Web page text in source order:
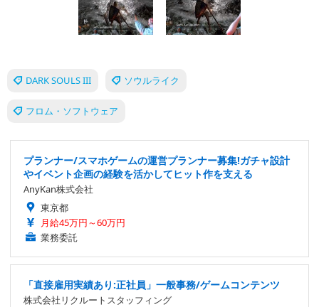
DARK SOULS III ソウルライク
フロム・ソフトウェア
プランナー/スマホゲームの運営プランナー募集!ガチャ設計
やイベント企画の経験を活かしてヒット作を支える
AnyKan株式会社
東京都
月給45万円～60万円
業務委託
「直接雇用実績あり:正社員」一般事務/ゲームコンテンツ
株式会社リクルートスタッフィング